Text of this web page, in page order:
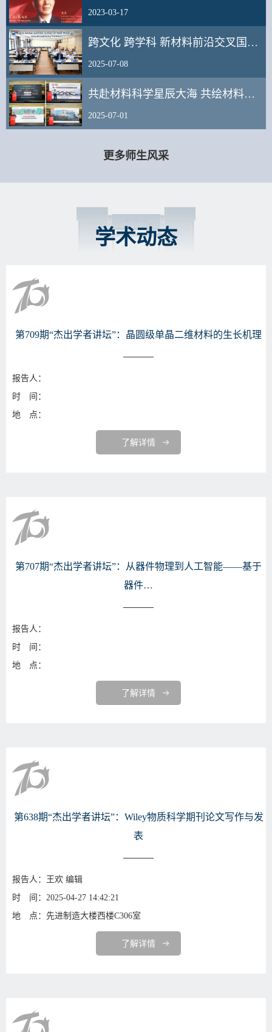
2023-03-17
跨文化 跨学科 新材料前沿交叉国际暑…
2025-07-08
共赴材料科学星辰大海 共绘材料强国…
2025-07-01
更多师生风采
学术动态
第709期“杰出学者讲坛”：晶圆级单晶二维材料的生长机理
报告人：
时 间：
地 点：
了解详情
第707期“杰出学者讲坛”：从器件物理到人工智能——基于
器件…
报告人：
时 间：
地 点：
了解详情
第638期“杰出学者讲坛”：Wiley物质科学期刊论文写作与发
表
报告人：王欢 编辑
时 间：2025-04-27 14:42:21
地 点：先进制造大楼西楼C306室
了解详情